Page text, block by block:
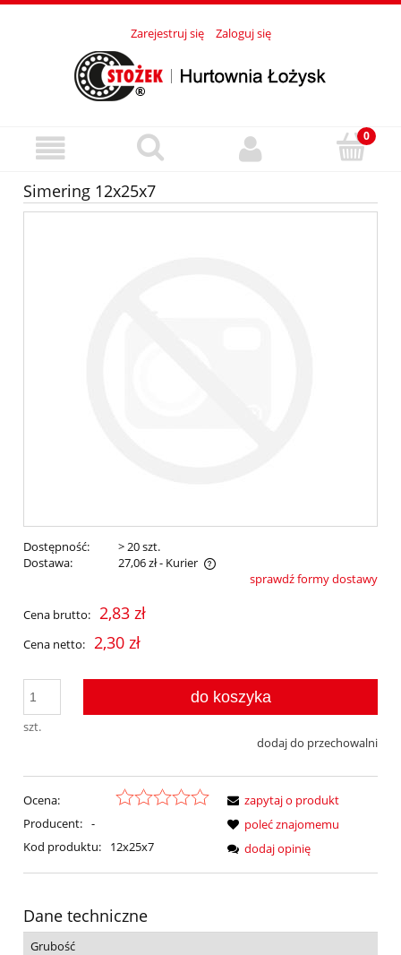
Zarejestruj się Zaloguj się
Simering 12x25x7
Dostępność:
> 20 szt.
Dostawa:
27,06 zł- Kurier
Cena nie zawiera ewentualnych kosztów płatnościsprawdź formy dostawy
Cena brutto: 2,83 zł
Cena netto: 2,30 zł
szt.
do koszyka
dodaj do przechowalni
Ocena:
Producent: -
Kod produktu:
12x25x7
zapytaj o produkt
poleć znajomemu
dodaj opinię
Dane techniczne
Grubość